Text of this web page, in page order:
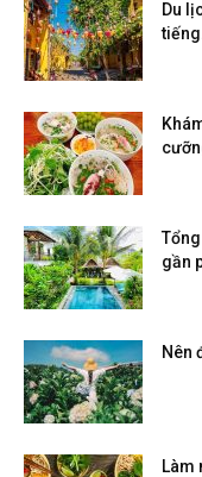
Du
gần
Nên
Làm